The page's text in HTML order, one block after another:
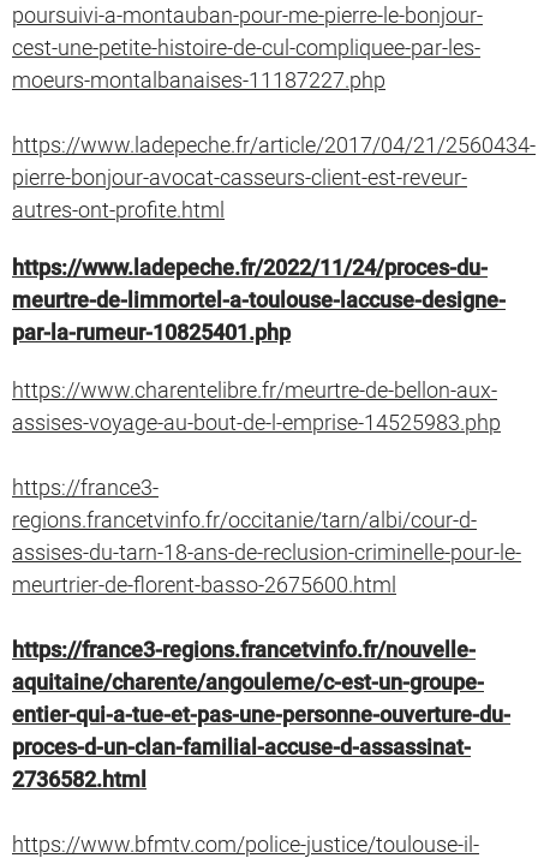
poursuivi-a-montauban-pour-me-pierre-le-bonjour-
cest-une-petite-histoire-de-cul-compliquee-par-les-
moeurs-montalbanaises-11187227.php
https://www.ladepeche.fr/article/2017/04/21/2560434-
pierre-bonjour-avocat-casseurs-client-est-reveur-
autres-ont-profite.html
https://www.ladepeche.fr/2022/11/24/proces-du-
meurtre-de-limmortel-a-toulouse-laccuse-designe-
par-la-rumeur-10825401.php
https://www.charentelibre.fr/meurtre-de-bellon-aux-
assises-voyage-au-bout-de-l-emprise-14525983.php
https://france3-
regions.francetvinfo.fr/occitanie/tarn/albi/cour-d-
assises-du-tarn-18-ans-de-reclusion-criminelle-pour-le-
meurtrier-de-florent-basso-2675600.html
https://france3-regions.francetvinfo.fr/nouvelle-
aquitaine/charente/angouleme/c-est-un-groupe-
entier-qui-a-tue-et-pas-une-personne-ouverture-du-
proces-d-un-clan-familial-accuse-d-assassinat-
2736582.html
​​​​​​​https://www.bfmtv.com/police-justice/toulouse-il-